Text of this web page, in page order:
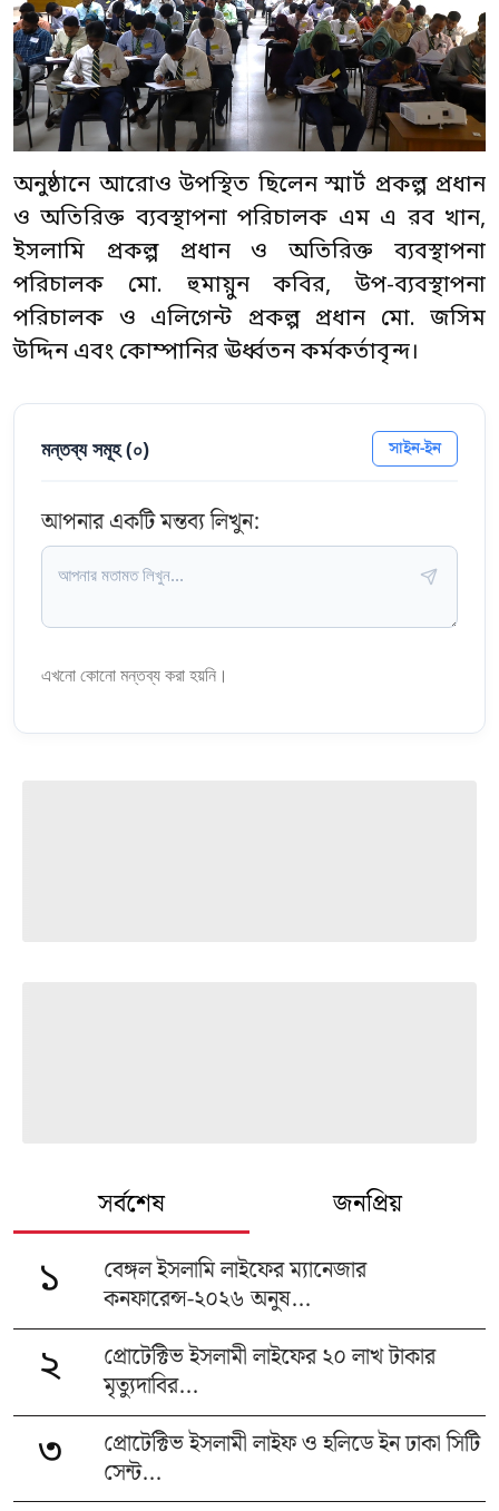
অনুষ্ঠানে আরোও উপস্থিত ছিলেন স্মার্ট প্রকল্প প্রধান
ও অতিরিক্ত ব্যবস্থাপনা পরিচালক এম এ রব খান,
ইসলামি প্রকল্প প্রধান ও অতিরিক্ত ব্যবস্থাপনা
পরিচালক মো. হুমায়ুন কবির, উপ-ব্যবস্থাপনা
পরিচালক ও এলিগেন্ট প্রকল্প প্রধান মো. জসিম
উদ্দিন এবং কোম্পানির ঊর্ধ্বতন কর্মকর্তাবৃন্দ।
মন্তব্য সমূহ (০) সাইন-ইন
আপনার একটি মন্তব্য লিখুন:
এখনো কোনো মন্তব্য করা হয়নি।
সর্বশেষ জনপ্রিয়
১
বেঙ্গল ইসলামি লাইফের ম্যানেজার
কনফারেন্স-২০২৬ অনুষ...
২
প্রোটেক্টিভ ইসলামী লাইফের ২০ লাখ টাকার
মৃত্যুদাবির...
৩
প্রোটেক্টিভ ইসলামী লাইফ ও হলিডে ইন ঢাকা সিটি
সেন্ট...